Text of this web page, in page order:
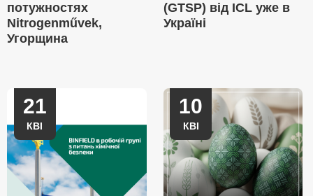
потужностях
Nitrogenművek,
Угорщина
(GTSP) від ICL уже в
Україні
21
КВІ
10
КВІ